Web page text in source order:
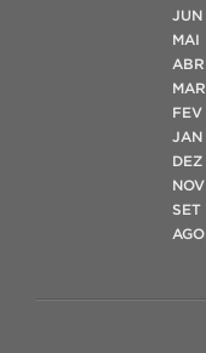
JUN
MAI
ABR
MAR
FEV
JAN
DEZ
NOV
SET
AGO